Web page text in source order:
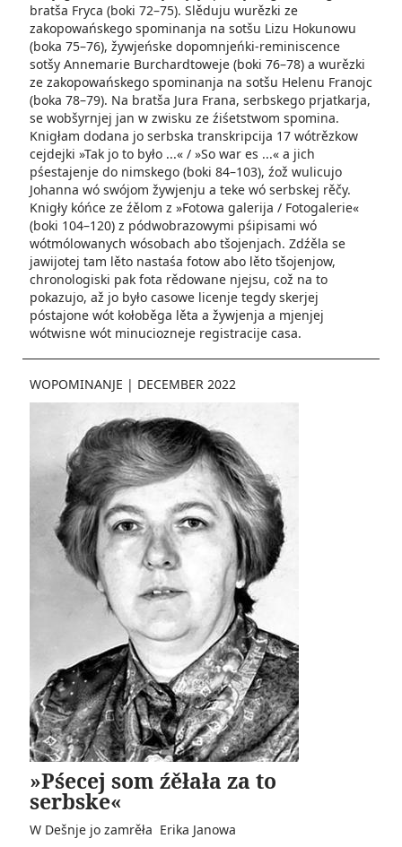
bratša Fryca (boki 72–75). Slěduju wurězki ze
zakopowańskego spominanja na sotšu Lizu Hokunowu
(boka 75–76), žywjeńske dopomnjeńki-reminiscence
sotšy Annemarie Burchardtoweje (boki 76–78) a wurězki
ze zakopowańskego spominanja na sotšu Helenu Franojc
(boka 78–79). Na bratša Jura Frana, serbskego prjatkarja,
se wobšyrnjej jan w zwisku ze źiśetstwom spomina.
Knigłam dodana jo serbska transkripcija 17 wótrězkow
cejdejki »Tak jo to było ...« / »So war es ...« a jich
pśestajenje do nimskego (boki 84–103), źož wulicujo
Johanna wó swójom žywjenju a teke wó serbskej rěčy.
Knigły kóńce ze źělom z »Fotowa galerija / Fotogalerie«
(boki 104–120) z pódwobrazowymi pśipisami wó
wótmólowanych wósobach abo tšojenjach. Zdźěla se
jawijotej tam lěto nastaśa fotow abo lěto tšojenjow,
chronologiski pak fota rědowane njejsu, což na to
pokazujo, až jo było casowe licenje tegdy skerjej
póstajone wót kołoběga lěta a žywjenja a mjenjej
wótwisne wót minuciozneje registracije casa.
WOPOMINANJE | DECEMBER 2022
»Pśecej som źěłała za to
serbske«
W Dešnje jo zamrěła Erika Janowa